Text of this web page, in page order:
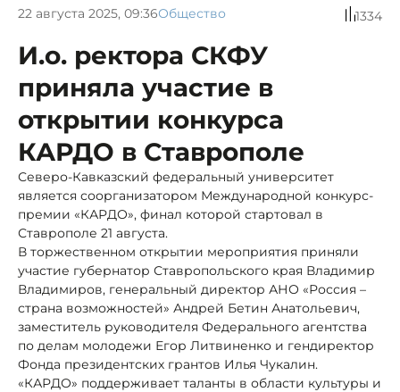
22 августа 2025, 09:36Общество 1334
И.о. ректора СКФУ
приняла участие в
открытии конкурса
КАРДО в Ставрополе
Северо-Кавказский федеральный университет
является соорганизатором Международной конкурс-
премии «КАРДО», финал которой стартовал в
Ставрополе 21 августа.
В торжественном открытии мероприятия приняли
участие губернатор Ставропольского края Владимир
Владимиров, генеральный директор АНО «Россия –
страна возможностей» Андрей Бетин Анатольевич,
заместитель руководителя Федерального агентства
по делам молодежи Егор Литвиненко и гендиректор
Фонда президентских грантов Илья Чукалин.
«КАРДО» поддерживает таланты в области культуры и